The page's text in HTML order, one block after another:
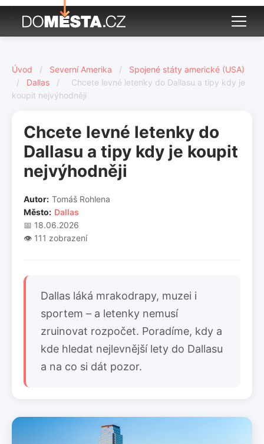
Úvod / Severní Amerika /
Spojené státy americké (USA)
/
Dallas /
Chcete levné letenky do Dallasu a tipy kdy je
koupit nejvýhodněji
Chcete levné letenky do
Dallasu a tipy kdy je koupit
nejvýhodněji
Autor: Tomáš Rohlena
Město: Dallas
📅 18.06.2026
👁️ 111 zobrazení
Dallas láká mrakodrapy, muzei i
sportem – a letenky nemusí
zruinovat rozpočet. Poradíme, kdy a
kde hledat nejlevnější lety do Dallasu
a na co si dát pozor.